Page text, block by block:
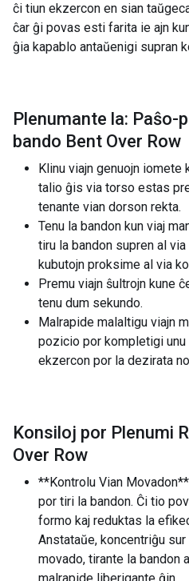
ĉi tiun ekzercon en sian
ĉar ĝi povas esti farita ie ajn
ĝia kapablo antaŭenigi supran
Plenumante la: Paŝo-
bando Bent Over Row
Klinu viajn genuojn iomete
talio ĝis via torso estas
tenante vian dorson rekta.
Tenu la bandon kun viaj
tiru la bandon supren al
kubutojn proksime al via
Premu viajn ŝultrojn kune
tenu dum sekundo.
Malrapide malaltigu viajn
pozicio por kompletigi unu
ekzercon por la dezirata
Konsiloj por Plenumi
Over Row
**Kontrolu Vian
por tiri la bandon. Ĉi tio
formo kaj reduktas la
Anstataŭe, koncentriĝu
movado, tirante la bandon